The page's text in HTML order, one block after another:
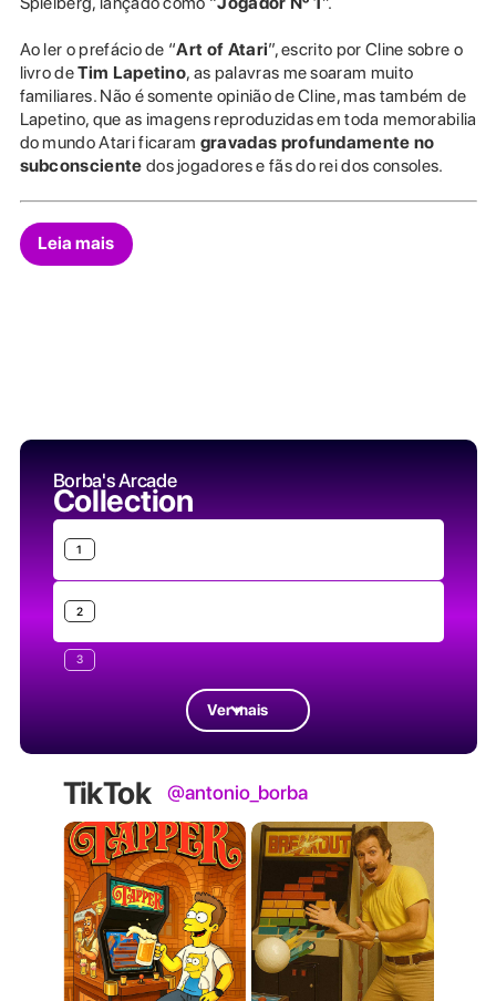
Ao ler o prefácio de “Art of Atari”, escrito por Cline sobre o
livro deTim Lapetino, as palavras me soaram muito
familiares. Não é somente opinião de Cline, mas também de
Lapetino, que as imagens reproduzidas em toda memorabilia
do mundo Atari ficaram gravadas profundamente no
subconsciente dos jogadores e fãs do rei dos consoles.
Leia mais
Borba's Arcade
Collection
1
2
3
Ver mais
TikTok @antonio_borba